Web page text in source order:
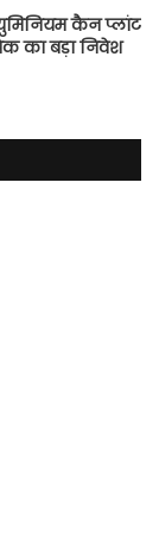
कैन प्लांट
का बड़ा निवेश